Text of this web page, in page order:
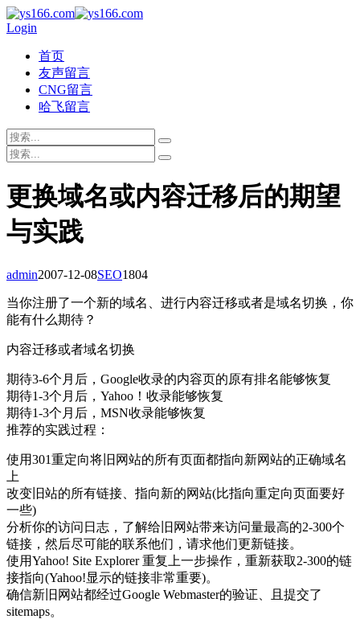
Login
首页
友声留言
CNG留言
哈飞留言
更换域名或内容迁移后的期望
与实践
admin2007-12-08SEO1804
当你注册了一个新的域名、进行内容迁移或者是域名切换，你
能有什么期待？
内容迁移或者域名切换
期待3-6个月后，Google收录的内容页的原有排名能够恢复
期待1-3个月后，Yahoo！收录能够恢复
期待1-3个月后，MSN收录能够恢复
推荐的实践过程：
使用301重定向将旧网站的所有页面都指向新网站的正确域名
上
改变旧站的所有链接、指向新的网站(比指向重定向页面要好
一些)
分析你的访问日志，了解给旧网站带来访问量最高的2-300个
链接，然后尽可能的联系他们，请求他们更新链接。
使用Yahoo! Site Explorer 重复上一步操作，重新获取2-300的链
接指向(Yahoo!显示的链接非常重要)。
确信新旧网站都经过Google Webmaster的验证、且提交了
sitemaps。